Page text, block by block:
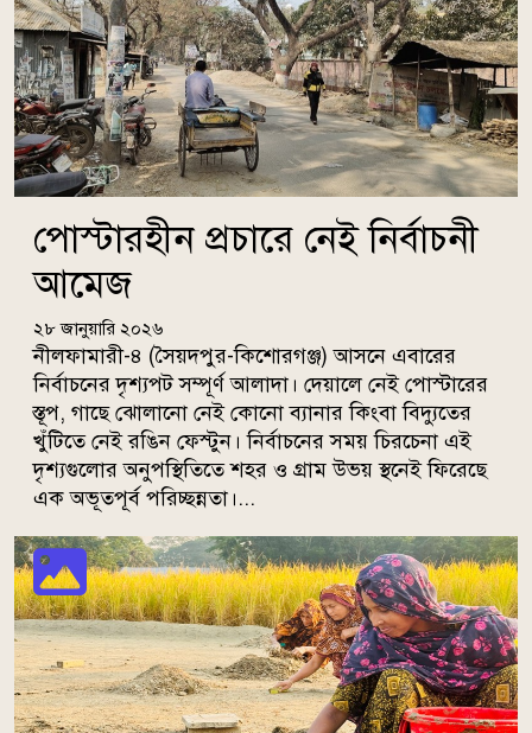
পোস্টারহীন প্রচারে নেই নির্বাচনী
আমেজ
২৮ জানুয়ারি ২০২৬
নীলফামারী-৪ (সৈয়দপুর-কিশোরগঞ্জ) আসনে এবারের
নির্বাচনের দৃশ্যপট সম্পূর্ণ আলাদা। দেয়ালে নেই পোস্টারের
স্তূপ, গাছে ঝোলানো নেই কোনো ব্যানার কিংবা বিদ্যুতের
খুঁটিতে নেই রঙিন ফেস্টুন। নির্বাচনের সময় চিরচেনা এই
দৃশ্যগুলোর অনুপস্থিতিতে শহর ও গ্রাম উভয় স্থনেই ফিরেছে
এক অভূতপূর্ব পরিচ্ছন্নতা।...